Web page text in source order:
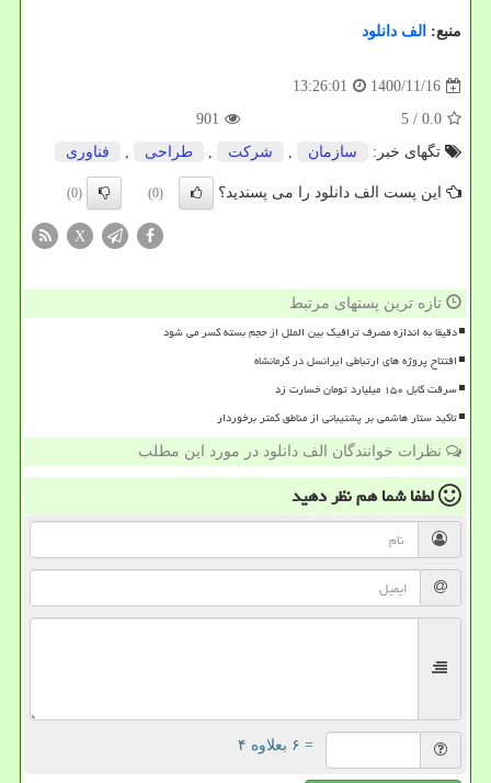
منبع: الف دانلود
1400/11/16
13:26:01
0.0
/ 5
901
تگهای خبر:
سازمان , شركت , طراحی , فناوری
این پست الف دانلود را می پسندید؟ (0)
(0)
X
تازه ترین پستهای مرتبط
دقیقا به اندازه مصرف ترافیک بین الملل از حجم بسته کسر می شود
افتتاح پروژه های ارتباطی ایرانسل در کرمانشاه
سرقت کابل ۱۵۰ میلیارد تومان خسارت زد
تاکید ستار هاشمی بر پشتیبانی از مناطق کمتر برخوردار
نظرات خوانندگان الف دانلود در مورد این مطلب
لطفا شما همنظر دهید
= ۶ بعلاوه ۴